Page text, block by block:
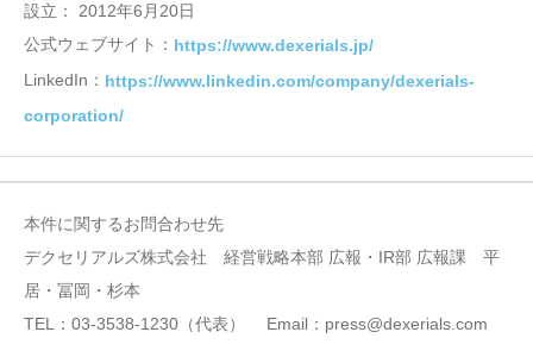
設立： 2012年6月20日
公式ウェブサイト： https://www.dexerials.jp/
LinkedIn： https://www.linkedin.com/company/dexerials-
corporation/
本件に関するお問合わせ先
デクセリアルズ株式会社 経営戦略本部 広報・IR部 広報課 平
居・冨岡・杉本
TEL：03-3538-1230（代表） Email：press@dexerials.com